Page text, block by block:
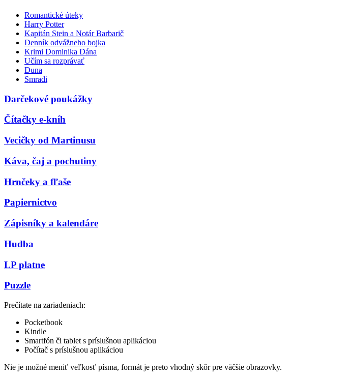
Romantické úteky
Harry Potter
Kapitán Stein a Notár Barbarič
Denník odvážneho bojka
Krimi Dominika Dána
Učím sa rozprávať
Duna
Smradi
Darčekové poukážky
Čítačky e-kníh
Vecičky od Martinusu
Káva, čaj a pochutiny
Hrnčeky a fľaše
Papiernictvo
Zápisníky a kalendáre
Hudba
LP platne
Puzzle
Prečítate na zariadeniach:
Pocketbook
Kindle
Smartfón či tablet s príslušnou aplikáciou
Počítač s príslušnou aplikáciou
Nie je možné meniť veľkosť písma, formát je preto vhodný skôr pre väčšie obrazovky.